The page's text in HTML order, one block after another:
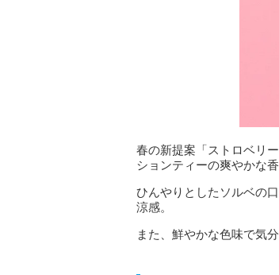
春の新提案「ストロベリ
ションティーの爽やかな
ひんやりとしたソルベの
涼感。
また、鮮やかな色味で気